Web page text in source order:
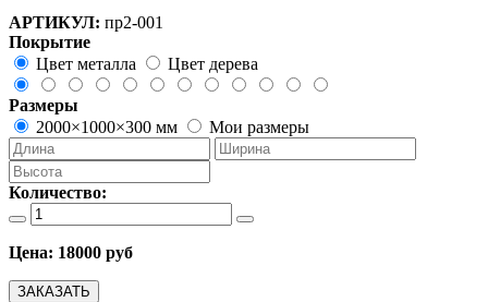
АРТИКУЛ: пр2-001
Покрытие
Цвет металла
Цвет дерева
Размеры
2000×1000×300 мм
Мои размеры
Количество:
Цена: 18000 руб
ЗАКАЗАТЬ